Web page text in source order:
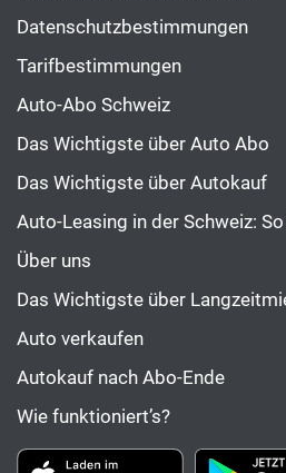
Datenschutzbestimmungen
Tarifbestimmungen
Auto-Abo Schweiz
Das Wichtigste über Auto Abo
Das Wichtigste über Autokauf
Auto-Leasing in der Schweiz:
Über uns
Das Wichtigste über
Auto verkaufen
Autokauf nach Abo-Ende
Wie funktioniert’s?